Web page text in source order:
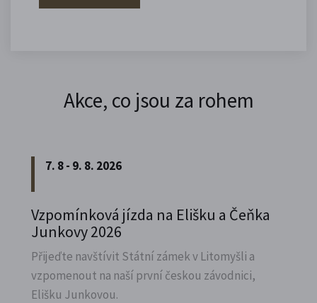
Akce, co jsou za rohem
7. 8 - 9. 8. 2026
Vzpomínková jízda na Elišku a Čeňka
Junkovy 2026
Přijeďte navštívit Státní zámek v Litomyšli a
vzpomenout na naší první českou závodnici,
Elišku Junkovou.